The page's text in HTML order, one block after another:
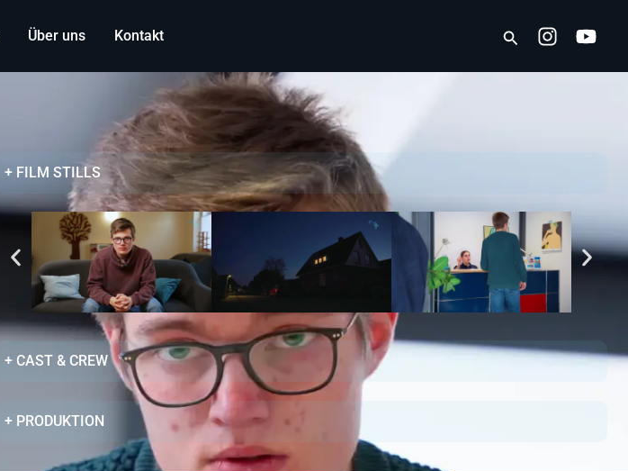
Über uns Kontakt Suchen
+ FILM STILLS
+ CAST & CREW
+ PRODUKTION